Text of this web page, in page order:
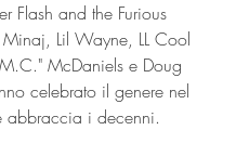
Flash and the Furious
Lil Wayne, LL Cool
McDaniels e Doug
celebrato il genere nel
abbraccia i decenni.